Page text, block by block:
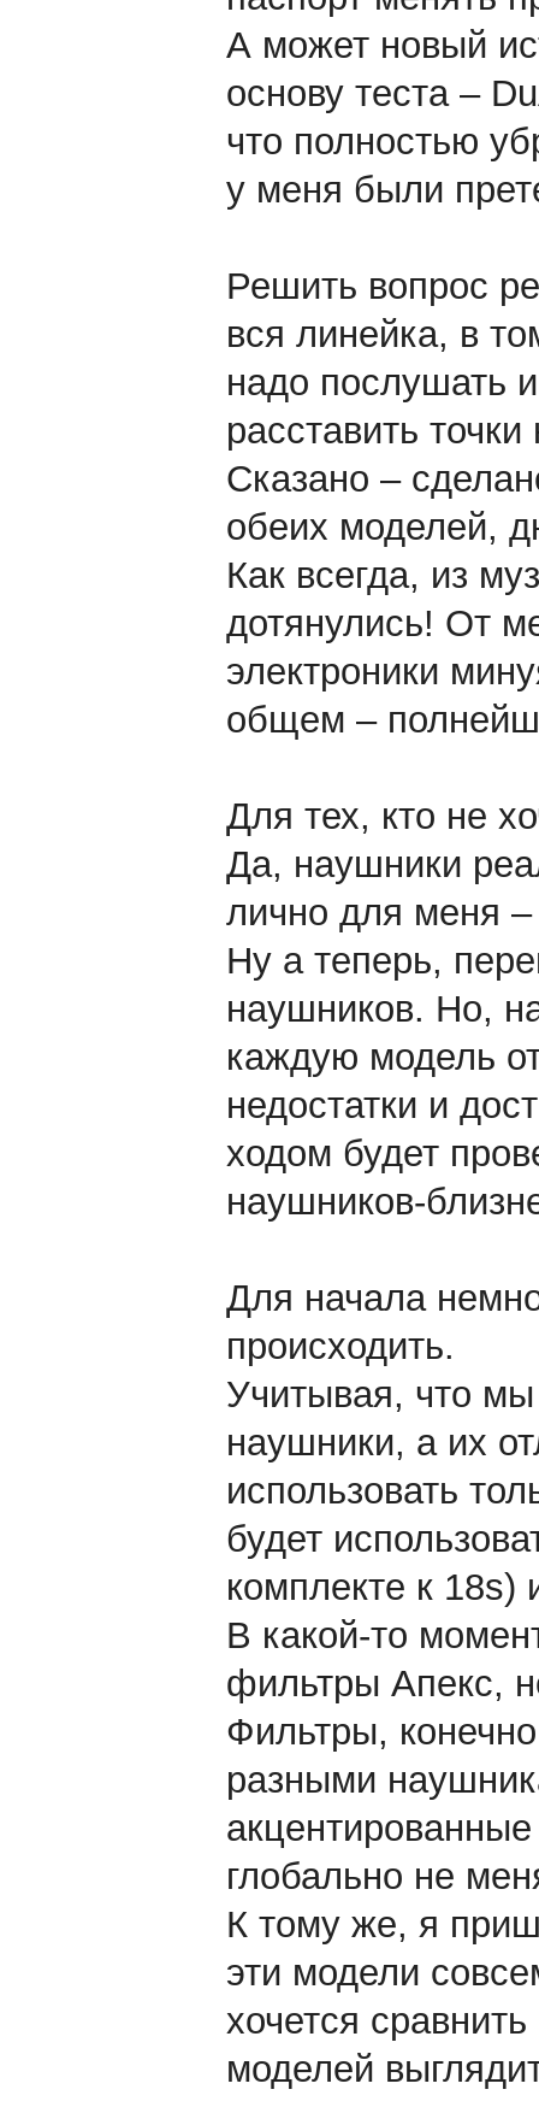
А может новый
основу теста –
что полностью
у меня были
Решить вопрос
вся линейка, в
надо послушать
расставить
Сказано –
обеих моделей,
Как всегда, из
дотянулись! От
электроники
общем –
Для тех, кто не
Да, наушники
лично для меня
Ну а теперь,
наушников. Но,
каждую модель
недостатки и
ходом будет
наушников-
Для начала
происходить.
Учитывая, что
наушники, а их
использовать
будет
комплекте к 18s)
В какой-то
фильтры Апекс,
Фильтры,
разными
глобально не
К тому же, я
эти модели
хочется
моделей